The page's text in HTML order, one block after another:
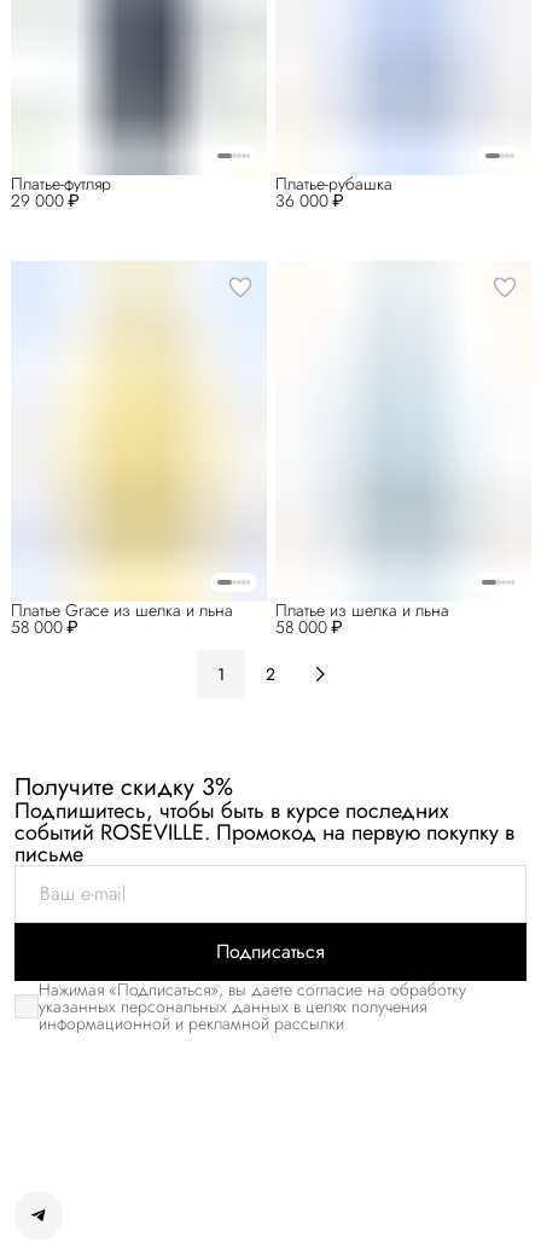
29 000 ₽
Платье-футляр
36 000 ₽
Платье-рубашка
58 000 ₽
Платье Grace из шелка и льна
58 000 ₽
Платье из шелка и льна
1 2
Получите скидку 3%
Подпишитесь, чтобы быть в курсе последних
событий ROSEVILLE. Промокод на первую покупку в
письме
Подписаться
Нажимая «Подписаться», вы даете согласие на обработку
указанных персональных данных в целях получения
информационной и рекламной рассылки